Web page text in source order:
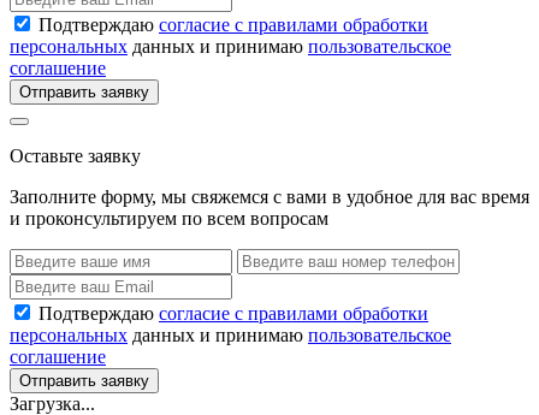
Подтверждаю согласие с правилами обработки
персональных данных и принимаю пользовательское
соглашение
Отправить заявку
Оставьте заявку
Заполните форму, мы свяжемся с вами в удобное для вас время
и проконсультируем по всем вопросам
Подтверждаю согласие с правилами обработки
персональных данных и принимаю пользовательское
соглашение
Отправить заявку
Загрузка...